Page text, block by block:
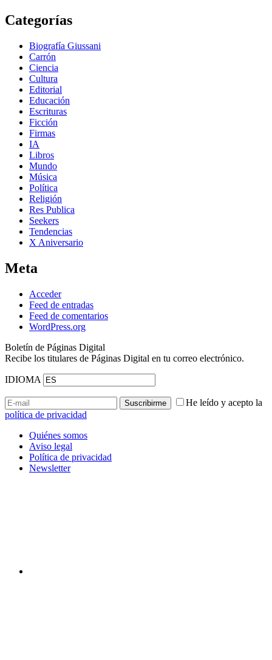
Categorías
Biografía Giussani
Carrón
Ciencia
Cultura
Editorial
Educación
Escrituras
Ficción
Firmas
IA
Libros
Mundo
Música
Política
Religión
Res Publica
Seekers
Tendencias
X Aniversario
Meta
Acceder
Feed de entradas
Feed de comentarios
WordPress.org
Boletín de Páginas Digital
Recibe los titulares de Páginas Digital en tu correo electrónico.
IDIOMA
He leído y acepto la
política de privacidad
Quiénes somos
Aviso legal
Política de privacidad
Newsletter